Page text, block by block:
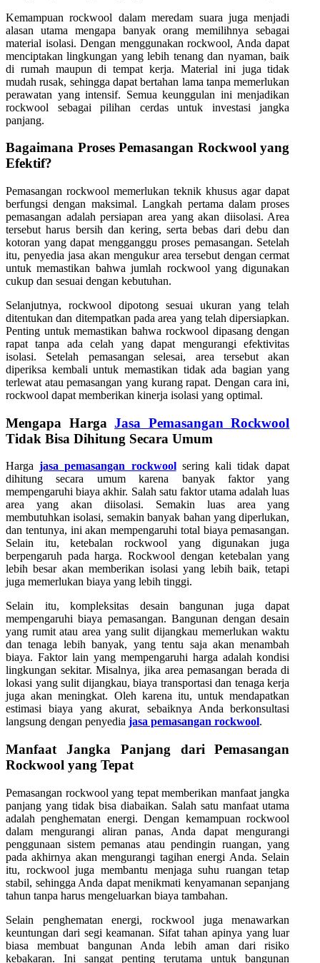
Kemampuan rockwool dalam meredam suara juga menjadi
alasan utama mengapa banyak orang memilihnya sebagai
material isolasi. Dengan menggunakan rockwool, Anda dapat
menciptakan lingkungan yang lebih tenang dan nyaman, baik
di rumah maupun di tempat kerja. Material ini juga tidak
mudah rusak, sehingga dapat bertahan lama tanpa memerlukan
perawatan yang intensif. Semua keunggulan ini menjadikan
rockwool sebagai pilihan cerdas untuk investasi jangka
panjang.
Bagaimana Proses Pemasangan Rockwool yang
Efektif?
Pemasangan rockwool memerlukan teknik khusus agar dapat
berfungsi dengan maksimal. Langkah pertama dalam proses
pemasangan adalah persiapan area yang akan diisolasi. Area
tersebut harus bersih dan kering, serta bebas dari debu dan
kotoran yang dapat mengganggu proses pemasangan. Setelah
itu, penyedia jasa akan mengukur area tersebut dengan cermat
untuk memastikan bahwa jumlah rockwool yang digunakan
cukup dan sesuai dengan kebutuhan.
Selanjutnya, rockwool dipotong sesuai ukuran yang telah
ditentukan dan ditempatkan pada area yang telah dipersiapkan.
Penting untuk memastikan bahwa rockwool dipasang dengan
rapat tanpa ada celah yang dapat mengurangi efektivitas
isolasi. Setelah pemasangan selesai, area tersebut akan
diperiksa kembali untuk memastikan tidak ada bagian yang
terlewat atau pemasangan yang kurang rapat. Dengan cara ini,
rockwool dapat memberikan kinerja isolasi yang optimal.
Mengapa HargaJasa Pemasangan Rockwool
Tidak Bisa Dihitung Secara Umum
Hargajasa pemasangan rockwoolsering kali tidak dapat
dihitung secara umum karena banyak faktor yang
mempengaruhi biaya akhir. Salah satu faktor utama adalah luas
area yang akan diisolasi. Semakin luas area yang
membutuhkan isolasi, semakin banyak bahan yang diperlukan,
dan tentunya, ini akan mempengaruhi total biaya pemasangan.
Selain itu, ketebalan rockwool yang digunakan juga
berpengaruh pada harga. Rockwool dengan ketebalan yang
lebih besar akan memberikan isolasi yang lebih baik, tetapi
juga memerlukan biaya yang lebih tinggi.
Selain itu, kompleksitas desain bangunan juga dapat
mempengaruhi biaya pemasangan. Bangunan dengan desain
yang rumit atau area yang sulit dijangkau memerlukan waktu
dan tenaga lebih banyak, yang tentu saja akan menambah
biaya. Faktor lain yang mempengaruhi harga adalah kondisi
lingkungan sekitar. Misalnya, jika area pemasangan berada di
lokasi yang sulit dijangkau, biaya transportasi dan tenaga kerja
juga akan meningkat. Oleh karena itu, untuk mendapatkan
estimasi biaya yang akurat, sebaiknya Anda berkonsultasi
langsung dengan penyedia jasa pemasangan rockwool.
Manfaat Jangka Panjang dari Pemasangan
Rockwool yang Tepat
Pemasangan rockwool yang tepat memberikan manfaat jangka
panjang yang tidak bisa diabaikan. Salah satu manfaat utama
adalah penghematan energi. Dengan kemampuan rockwool
dalam mengurangi aliran panas, Anda dapat mengurangi
penggunaan sistem pemanas atau pendingin ruangan, yang
pada akhirnya akan mengurangi tagihan energi Anda. Selain
itu, rockwool juga membantu menjaga suhu ruangan tetap
stabil, sehingga Anda dapat menikmati kenyamanan sepanjang
tahun tanpa harus mengeluarkan biaya tambahan.
Selain penghematan energi, rockwool juga menawarkan
keuntungan dari segi keamanan. Sifat tahan apinya yang luar
biasa membuat bangunan Anda lebih aman dari risiko
kebakaran. Ini sangat penting terutama untuk bangunan